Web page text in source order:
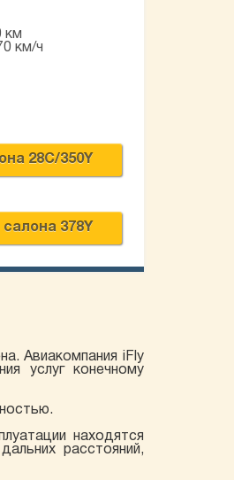
км
км/ч
28C/350Y
378Y
Авиакомпания iFly
услуг конечному
находятся
расстояний,